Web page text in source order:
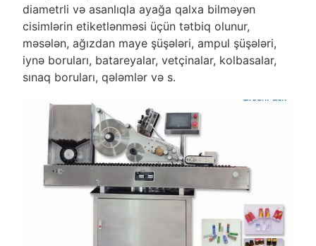
diametrli və asanlıqla ayağa qalxa bilməyən
cisimlərin etiketlənməsi üçün tətbiq olunur,
məsələn, ağızdan maye şüşələri, ampul şüşələri,
iynə boruları, batareyalar, vetçinalar, kolbasalar,
sınaq boruları, qələmlər və s.